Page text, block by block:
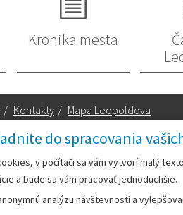
do spracovania
v počítači sa vám vytvorí malý
a bude sa vám pracovať jednoduchšie.
analýzu návštevnosti a
Kronika mesta
/ Kontakty / Mapa Leopoldova
úrad Leopoldov
cesta 1818/2A